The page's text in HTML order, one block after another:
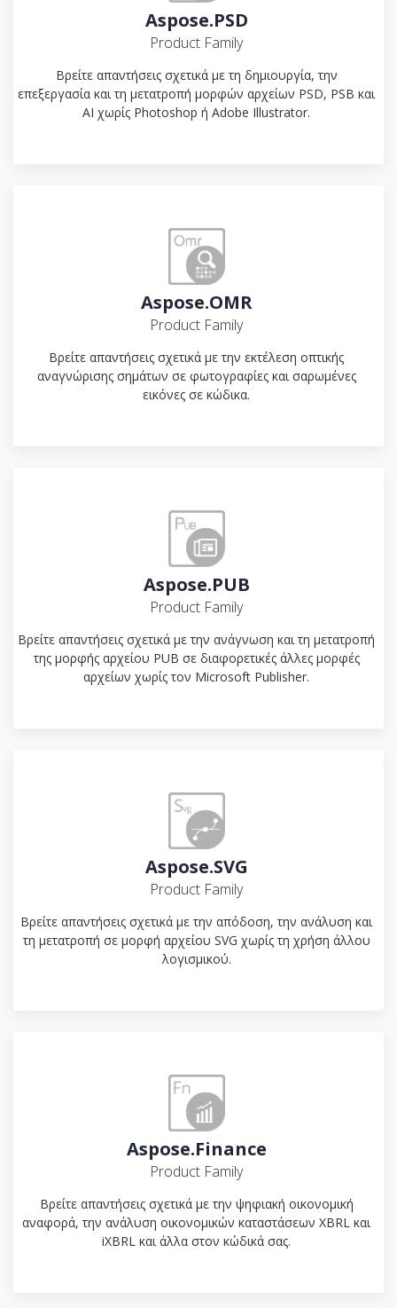
Aspose.PSD
Product Family
Βρείτε απαντήσεις σχετικά με τη δημιουργία, την
επεξεργασία και τη μετατροπή μορφών αρχείων PSD, PSB και
AI χωρίς Photoshop ή Adobe Illustrator.
Aspose.OMR
Product Family
Βρείτε απαντήσεις σχετικά με την εκτέλεση οπτικής
αναγνώρισης σημάτων σε φωτογραφίες και σαρωμένες
εικόνες σε κώδικα.
Aspose.PUB
Product Family
Βρείτε απαντήσεις σχετικά με την ανάγνωση και τη μετατροπή
της μορφής αρχείου PUB σε διαφορετικές άλλες μορφές
αρχείων χωρίς τον Microsoft Publisher.
Aspose.SVG
Product Family
Βρείτε απαντήσεις σχετικά με την απόδοση, την ανάλυση και
τη μετατροπή σε μορφή αρχείου SVG χωρίς τη χρήση άλλου
λογισμικού.
Aspose.Finance
Product Family
Βρείτε απαντήσεις σχετικά με την ψηφιακή οικονομική
αναφορά, την ανάλυση οικονομικών καταστάσεων XBRL και
iXBRL και άλλα στον κώδικά σας.